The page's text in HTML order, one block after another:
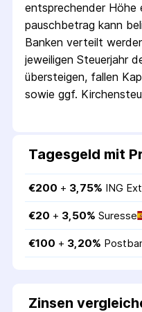
entsprechender
pausch­betrag kann
Banken verteilt
jeweiligen Steuerjahr
übersteigen, fallen
sowie ggf.
Tagesgeld mit
€200 + 3,75% ING
€20 + 3,50% Suresse
€100 + 3,20%
Zinsen